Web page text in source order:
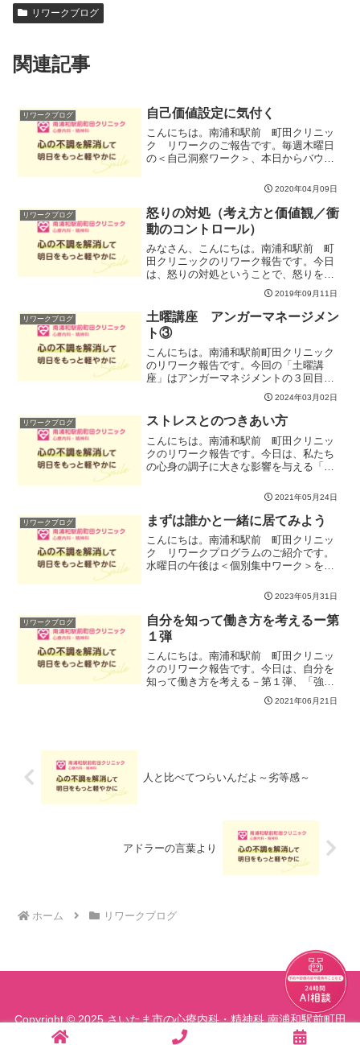
リワークブログ
関連記事
リワークブログ 自己価値設定に気付く
こんにちは。南浦和駅前 町田クリニッ
ク リワークのご報告です。毎週木曜日
の＜自己洞察ワーク＞、本日からバウン
なっている「自己肯定感」について取り
組みを始めました。自分自身がどのよう
な自己価値設定をしている...
2020年04月09日
リワークブログ
怒りの対処（考え方と価値観／衝
動のコントロール）
みなさん、こんにちは。南浦和駅前 町
田クリニックのリワーク報告です。今日
は、怒りの対処ということで、怒りを引
き起こすそれぞれの考え方の癖やパター
ンを見直しました。ここが怒りの対処を
する上で、核になるところです。みなで
話し合い、発送を広げる。...
2019年09月11日
リワークブログ
土曜講座 アンガーマネージメン
ト③
こんにちは。南浦和駅前町田クリニック
のリワーク報告です。今回の「土曜講
座」はアンガーマネジメントの３回目
（最終回）怒りを上手に伝える方法を学
びました。アンガーマネジメントは、
「怒ってもよいが、適切な怒り方をしよ
う」というものです。相手をコン...
2024年03月02日
リワークブログ ストレスとのつきあい方
こんにちは。南浦和駅前 町田クリニッ
クのリワーク報告です。今日は、私たち
の心身の調子に大きな影響を与える「ス
えてみました。毎日の生活にストレスは
つきものですが、自分でなんとかできる
と思えば、それほど恐れる...
2021年05月24日
リワークブログ まずは誰かと一緒に居てみよう
こんにちは。南浦和駅前 町田クリニッ
ク リワークプログラムのご紹介です。
水曜日の午後は＜個別集中ワーク＞を実
ったり、皆と話をしたり … というのはま
だしんどいな★でも、同じ空間に誰かが
居る状態に自分を慣れ...
2023年05月31日
リワークブログ
自分を知って働き方を考えるー第
１弾
こんにちは。南浦和駅前 町田クリニッ
クのリワーク報告です。今日は、自分を
知って働き方を考える－第１弾、「強
み」と「モチベーション」について考え
てみました。初対面の人でも苦なく話せ
2021年06月21日
人と比べてつらいんだよ～劣等感～
アドラーの言葉より
ホーム リワークブログ
Copyright © 2025 さいたま市の心療内科・精神科 南浦和駅前町田
クリニック All Rights Reserved.
チャット